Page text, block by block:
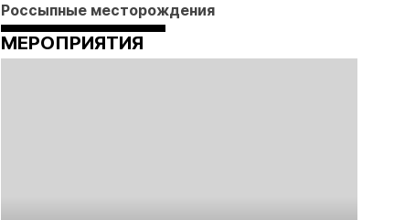
Россыпные месторождения
МЕРОПРИЯТИЯ